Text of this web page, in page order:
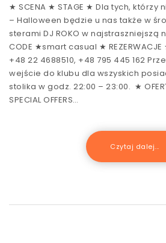
★ SCENA ★ STAGE ★ Dla tych,
– Halloween będzie u nas także w
sterami DJ ROKO w najstraszniejszą
CODE ★smart casual ★ REZERWACJE
+48 22 4688510, +48 795 445 162
wejście do klubu dla wszyskich
stolika w godz. 22:00 – 23:00. ★
SPECIAL OFFERS…
Czytaj dalej...